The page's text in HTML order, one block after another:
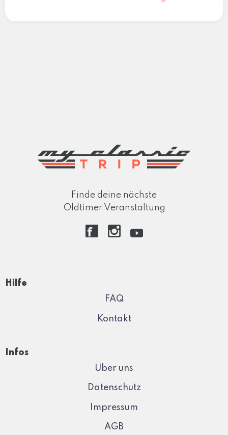
Finde deine nächste
Oldtimer Veranstaltung
Hilfe
FAQ
Kontakt
Infos
Über uns
Datenschutz
Impressum
AGB